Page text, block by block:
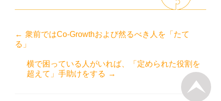
← 衆前ではCo-Growthおよび然るべき人を「たて
る」
横で困っている人がいれば、「定められた役割を
超えて」手助けをする →